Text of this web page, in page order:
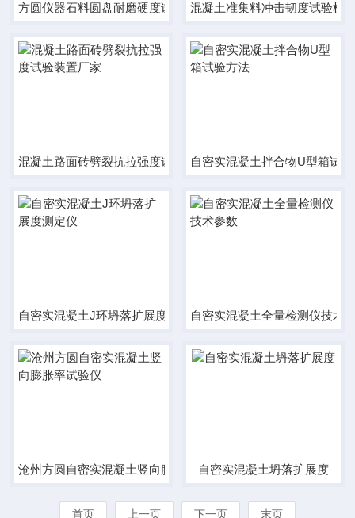
方圆仪器石料圆盘耐磨硬度试验机混凝土准集料冲击韧度试验机
混凝土路面砖劈裂抗拉强度试验装置厂家自密实混凝土拌合物U型箱试
自密实混凝土J环坍落扩展度测定仪自密实混凝土全量检测仪技术
沧州方圆自密实混凝土竖向膨胀率试验仪自密实混凝土坍落扩展度
首页 上一页 下一页 末页